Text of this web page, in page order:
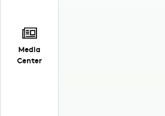
Media
Center